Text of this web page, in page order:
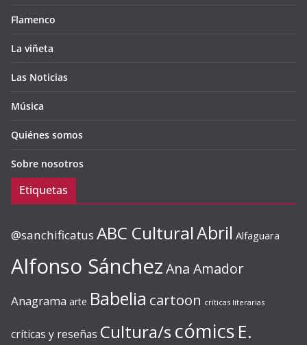
Flamenco
La viñeta
Las Noticias
Música
Quiénes somos
Sobre nosotros
Etiquetas
@sanchificatus ABC CulturalAbril Alfaguara
Alfonso SánchezAna Amador
Anagrama arte Babelia cartoon críticas literarias
críticas y reseñas Cultura/s cómics E.